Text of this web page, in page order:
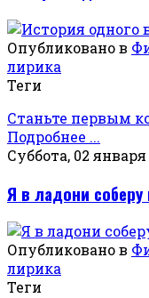
Опубликовано в
лирика
Теги
Станьте первым
Подробнее ...
Суббота, 02 января
Я в ладони
Опубликовано в
лирика
Теги